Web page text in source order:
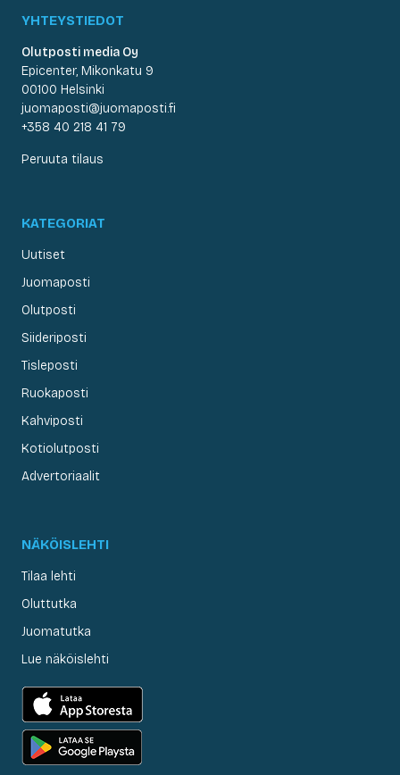
YHTEYSTIEDOT
Olutposti media Oy
Epicenter, Mikonkatu 9
00100 Helsinki
juomaposti@juomaposti.fi
+358 40 218 41 79
Peruuta tilaus
KATEGORIAT
Uutiset
Juomaposti
Olutposti
Siideriposti
Tisleposti
Ruokaposti
Kahviposti
Kotiolutposti
Advertoriaalit
NÄKÖISLEHTI
Tilaa lehti
Oluttutka
Juomatutka
Lue näköislehti